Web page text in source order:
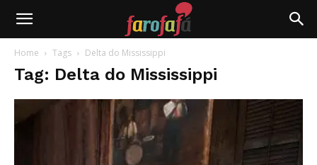
Farofafá
Home Tags Delta do Mississippi
Tag: Delta do Mississippi